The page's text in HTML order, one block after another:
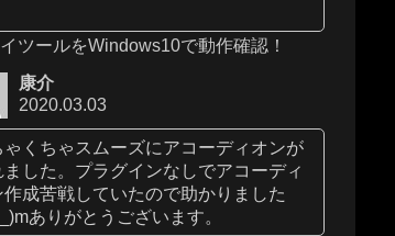
ツールをWindows10で動作確認！
康介
2020.03.03
ゃくちゃスムーズにアコーディオンが
ました。プラグインなしでアコーディ
作成苦戦していたので助かりました
ありがとうございます。